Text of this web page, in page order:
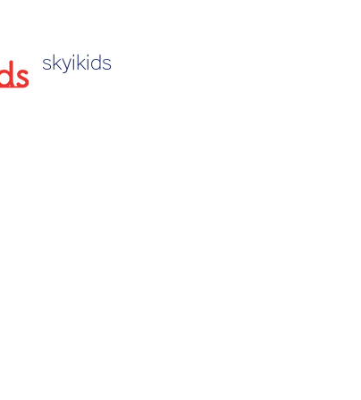
skyikids